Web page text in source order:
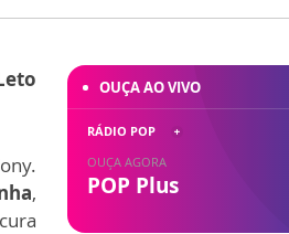
,
OUÇA AO VIVO
RÁDIO POP
OUÇA AGORA
POP Plus